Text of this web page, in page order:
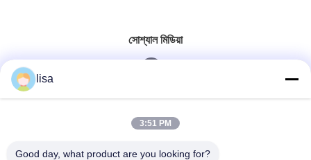
সোশ্যাল মিডিয়া
দ্রুত যোগাযোগ
lisa
3:51 PM
Good day, what product are you looking for?